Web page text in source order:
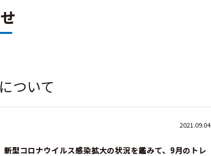
ついて
2021.09.04
型コロナウイルス感染拡大の状況を鑑みて、9月のトレ